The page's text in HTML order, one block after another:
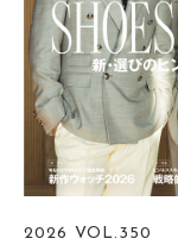
2026 VOL.350